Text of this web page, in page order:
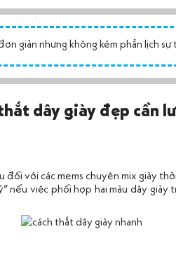
giản nhưng không kém phần lịch
dây giày đẹp cần
đối với các mems chuyên mix giày
nếu việc phối hợp hai màu dây